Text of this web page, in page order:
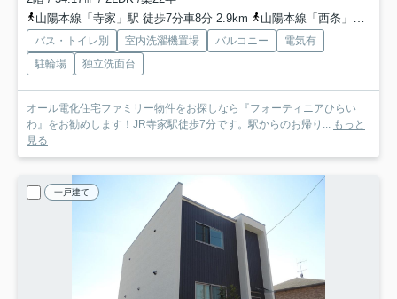
山陽本線「寺家」駅 徒歩7分車8分 2.9km
山陽本線「西条」駅 徒歩29分
バス・トイレ別 室内洗濯機置場 バルコニー
電気有
駐輪場
独立洗面台
オール電化住宅ファミリー物件をお探しなら『フォーティニアひらい
わ』をお勧めします！JR寺家駅徒歩7分です。駅からのお帰り...
もっと
見る
一戸建て